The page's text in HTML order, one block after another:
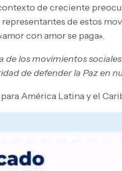
de creciente
de estos
con amor se paga».
de los movimientos
de defender la Paz en
América Latina y el